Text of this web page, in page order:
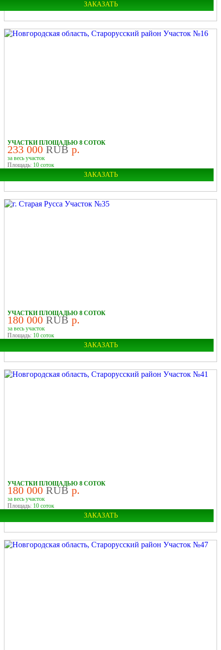
ЗАКАЗАТЬ
Область:
Новгородская
УЧАСТКИ ПЛОЩАДЬЮ 8 СОТОК
233 000 RUB р.
за весь участок
Площадь: 10 соток
ЗАКАЗАТЬ
Область:
УЧАСТКИ ПЛОЩАДЬЮ 8 СОТОК
180 000 RUB р.
за весь участок
Площадь: 10 соток
ЗАКАЗАТЬ
Город: Старая Русса
УЧАСТКИ ПЛОЩАДЬЮ 8 СОТОК
180 000 RUB р.
за весь участок
Площадь: 10 соток
ЗАКАЗАТЬ
Область:
Новгородская